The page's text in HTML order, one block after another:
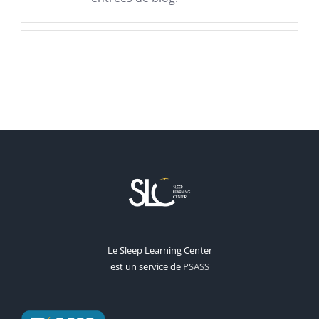
Le Sleep Learning Center
est un service de PSASS